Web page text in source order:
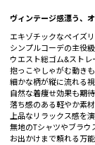
ヴィンテージ感漂う、
エキゾチックなペイズ
シンプルコーデの主役
ウエスト総ゴム&ストレ
抱っこやしゃがむ動き
細かな柄が縦に流れる
自然な着痩せ効果も期待
落ち感のある軽やか素
上品なリラックス感を演
無地のTシャツやブラウ
お出かけまで頼れる万能